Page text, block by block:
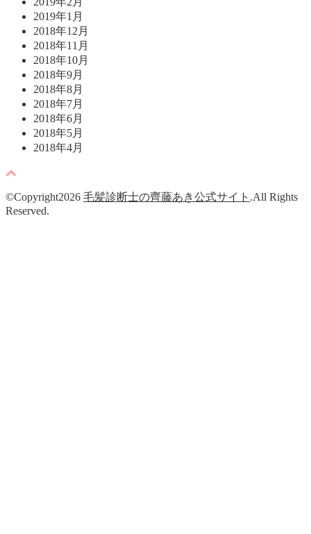
2019年1月
2018年12月
2018年11月
2018年10月
2018年9月
2018年8月
2018年7月
2018年6月
2018年5月
2018年4月
©Copyright2026 毛髪診断士の齊藤あき公式サイト .All Rights
Reserved.